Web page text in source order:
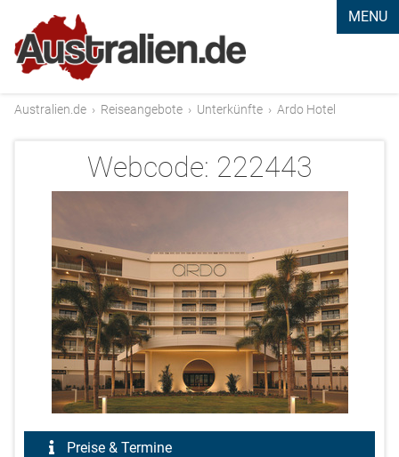
MENU
Australien.de › Reiseangebote › Unterkünfte › Ardo Hotel
Webcode: 222443
Preise & Termine